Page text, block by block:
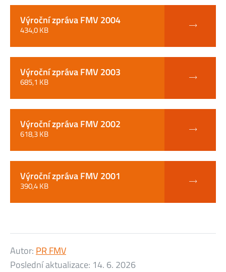
Výroční zpráva FMV 2004
434,0 KB
Výroční zpráva FMV 2003
685,1 KB
Výroční zpráva FMV 2002
618,3 KB
Výroční zpráva FMV 2001
390,4 KB
Autor: PR FMV
Poslední aktualizace: 14. 6. 2026